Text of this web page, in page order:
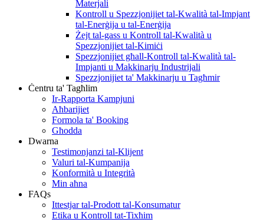
Materjali
Kontroll u Spezzjonijiet tal-Kwalità tal-Impjant
tal-Enerġija u tal-Enerġija
Żejt tal-gass u Kontroll tal-Kwalità u
Spezzjonijiet tal-Kimiċi
Spezzjonijiet għall-Kontroll tal-Kwalità tal-
Impjanti u Makkinarju Industrijali
Spezzjonijiet ta' Makkinarju u Tagħmir
Ċentru ta' Tagħlim
Ir-Rapporta Kampjuni
Aħbarijiet
Formola ta' Booking
Għodda
Dwarna
Testimonjanzi tal-Klijent
Valuri tal-Kumpanija
Konformità u Integrità
Min aħna
FAQs
Ittestjar tal-Prodott tal-Konsumatur
Etika u Kontroll tat-Tixħim